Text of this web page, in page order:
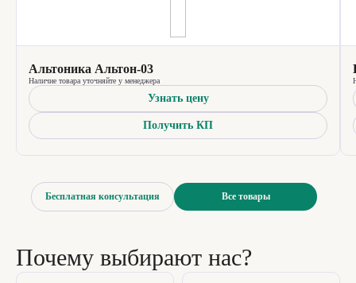
Бесплатная консультация Все товары
Альтоника Альтон-03
Наличие товара уточняйте у менеджера
Узнать цену
Получить КП
Почему выбирают нас?